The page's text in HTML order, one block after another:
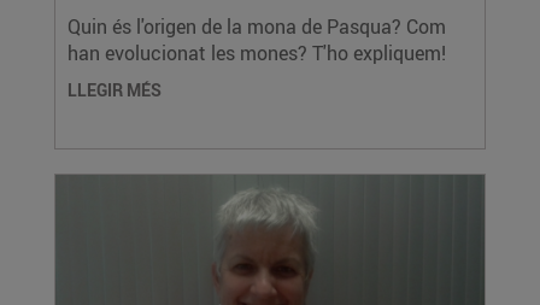
Quin és l'origen de la mona de Pasqua? Com
han evolucionat les mones? T'ho expliquem!
LLEGIR MÉS